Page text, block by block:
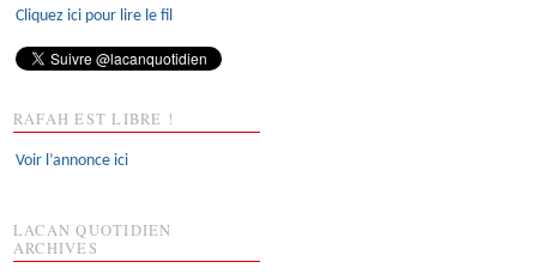
Cliquez ici pour lire le fil
RAFAH EST LIBRE !
Voir l’annonce ici
LACAN QUOTIDIEN
ARCHIVES